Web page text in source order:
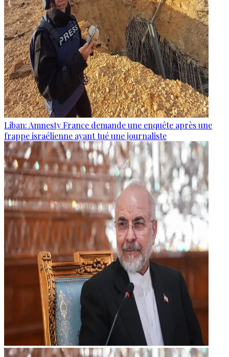
Liban: Amnesty France demande une enquête après une
frappe israélienne ayant tué une journaliste